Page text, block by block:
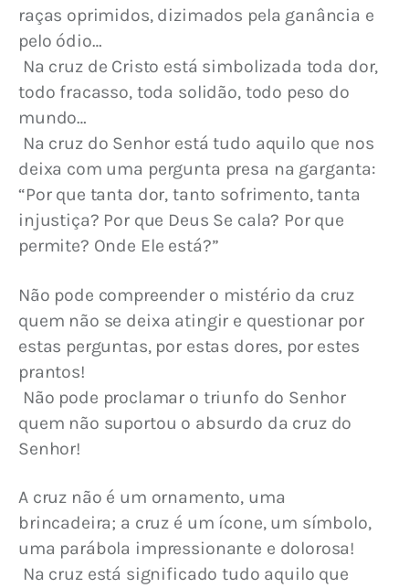
raças oprimidos, dizimados pela ganância e
pelo ódio…
todo fracasso, toda solidão, todo peso do
mundo…
deixa com uma pergunta presa na garganta:
“Por que tanta dor, tanto sofrimento, tanta
injustiça? Por que Deus Se cala? Por que
permite? Onde Ele está?”
Não pode compreender o mistério da cruz
quem não se deixa atingir e questionar por
estas perguntas, por estas dores, por estes
prantos!
quem não suportou o absurdo da cruz do
Senhor!
A cruz não é um ornamento, uma
brincadeira; a cruz é um ícone, um símbolo,
uma parábola impressionante e dolorosa!